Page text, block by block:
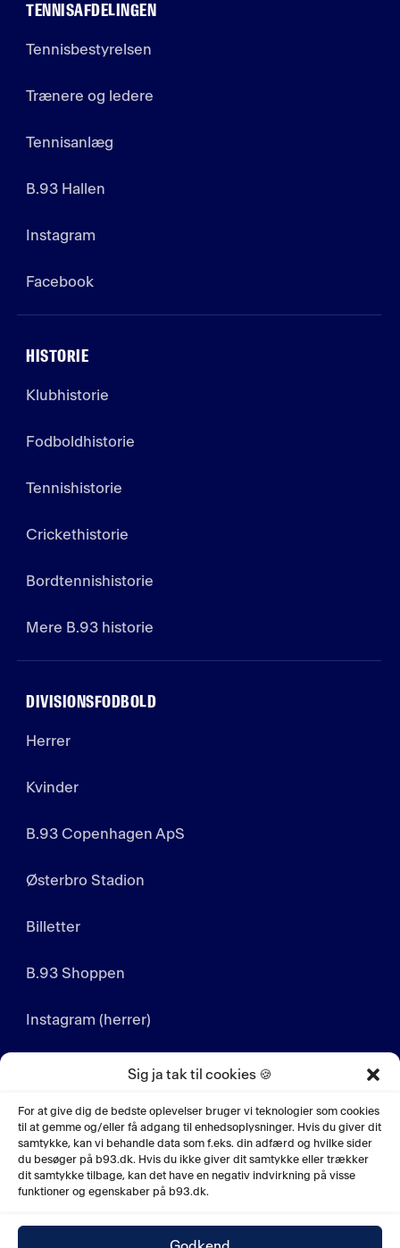
Sig ja tak til cookies 🍪
For at give dig de bedste oplevelser bruger vi teknologier som cookies
til at gemme og/eller få adgang til enhedsoplysninger. Hvis du giver dit
samtykke, kan vi behandle data som f.eks. din adfærd og hvilke sider
du besøger på b93.dk. Hvis du ikke giver dit samtykke eller trækker
dit samtykke tilbage, kan det have en negativ indvirkning på visse
funktioner og egenskaber på b93.dk.
TENNISAFDELINGEN
Tennisbestyrelsen
Trænere og ledere
Tennisanlæg
B.93 Hallen
Instagram
Facebook
HISTORIE
Klubhistorie
Fodboldhistorie
Tennishistorie
Crickethistorie
Bordtennishistorie
Mere B.93 historie
DIVISIONSFODBOLD
Herrer
Kvinder
B.93 Copenhagen ApS
Østerbro Stadion
Billetter
B.93 Shoppen
Instagram (herrer)
Instagram (kvinder)
LinkedIn
YouTube